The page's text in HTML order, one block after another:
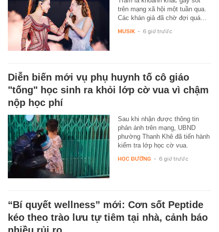
trên mạng xã hội một tuần qua.
Các khán giả đã chờ đợi quá…
MUSIK - 6 giờ trước
Diễn biến mới vụ phụ huynh tố cô giáo
"tống" học sinh ra khỏi lớp cờ vua vì chậm
nộp học phí
Sau khi nhận được thông tin
phản ánh trên mạng, UBND
phường Thanh Khê đã tiến hành
kiểm tra lớp học cờ vua.
HỌC ĐƯỜNG - 6 giờ trước
“Bí quyết wellness” mới: Cơn sốt Peptide
kéo theo trào lưu tự tiêm tại nhà, cảnh báo